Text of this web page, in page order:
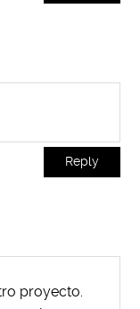
Reply
proyecto.